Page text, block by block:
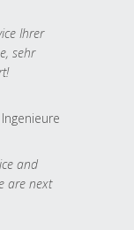
Ihrer
sehr
and
are next